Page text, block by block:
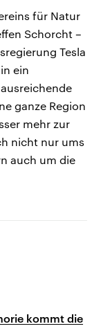
für Natur
Schorcht –
Tesla
ein
ganze Region
mehr zur
nicht nur ums
auch um die
kommt die